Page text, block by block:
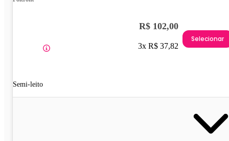
Semi-leito
R$ 102,00
3x R$ 37,82
Selecionar